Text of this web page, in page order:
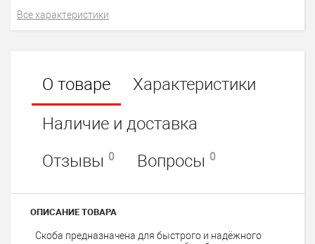
Все характеристики
О товаре
Характеристики
Наличие и доставка
Отзывы 0 Вопросы 0
ОПИСАНИЕ ТОВАРА
Скоба предназначена для быстрого и надёжного